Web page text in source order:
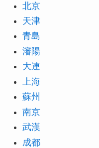
北京
天津
青島
瀋陽
大連
上海
蘇州
南京
武漢
成都